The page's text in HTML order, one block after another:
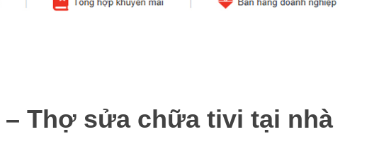
Thợ sửa chữa tivi tại nhà